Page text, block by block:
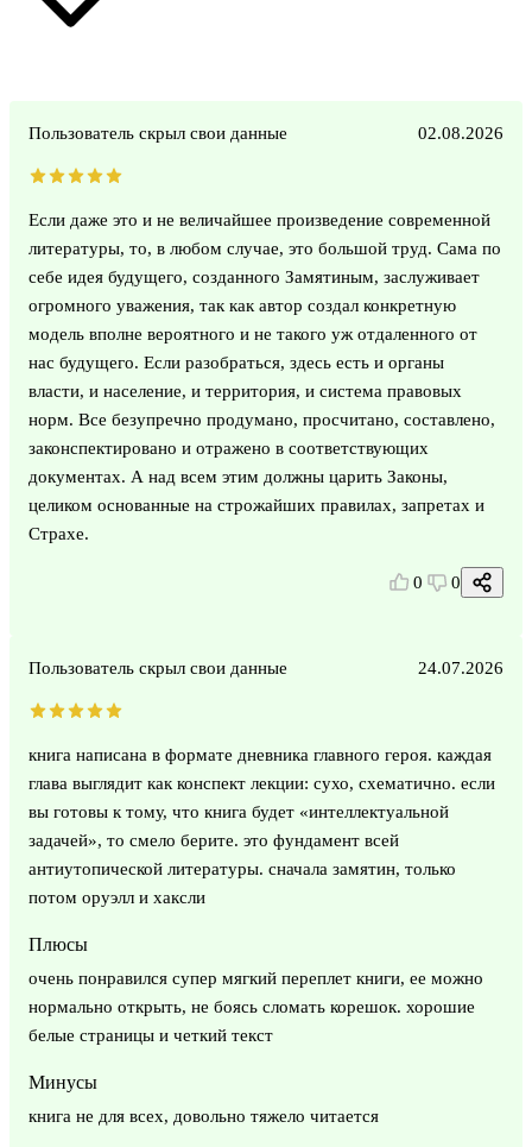
Пользователь скрыл свои данные 02.08.2026
Если даже это и не величайшее произведение современной
литературы, то, в любом случае, это большой труд. Сама по
себе идея будущего, созданного Замятиным, заслуживает
огромного уважения, так как автор создал конкретную
модель вполне вероятного и не такого уж отдаленного от
нас будущего. Если разобраться, здесь есть и органы
власти, и население, и территория, и система правовых
норм. Все безупречно продумано, просчитано, составлено,
законспектировано и отражено в соответствующих
документах. А над всем этим должны царить Законы,
целиком основанные на строжайших правилах, запретах и
Страхе.
0 0
Пользователь скрыл свои данные 24.07.2026
книга написана в формате дневника главного героя. каждая
глава выглядит как конспект лекции: сухо, схематично. если
вы готовы к тому, что книга будет «интеллектуальной
задачей», то смело берите. это фундамент всей
антиутопической литературы. сначала замятин, только
потом оруэлл и хаксли
Плюсы
очень понравился супер мягкий переплет книги, ее можно
нормально открыть, не боясь сломать корешок. хорошие
белые страницы и четкий текст
Минусы
книга не для всех, довольно тяжело читается